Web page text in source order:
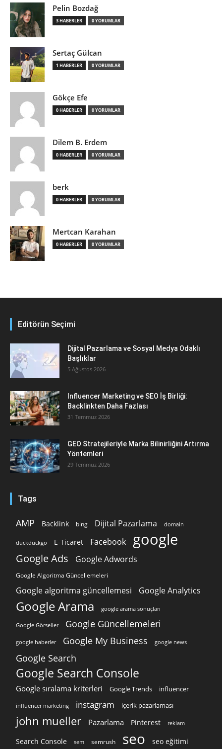
Pelin Bozdağ
3 HABERLER 0 YORUMLAR
Sertaç Gülcan
1 HABERLER 0 YORUMLAR
Gökçe Efe
0 HABERLER 0 YORUMLAR
Dilem B. Erdem
0 HABERLER 0 YORUMLAR
berk
0 HABERLER 0 YORUMLAR
Mertcan Karahan
0 HABERLER 0 YORUMLAR
Editörün Seçimi
Dijital Pazarlama ve Sosyal Medya Odaklı
Başlıklar
5 Ağustos 2026
Influencer Marketing ve SEO İş Birliği:
Backlinkten Daha Fazlası
31 Temmuz 2026
GEO Stratejileriyle Marka Bilinirliğini Artırma
Yöntemleri
29 Temmuz 2026
Tags
AMP Backlink bing Dijital Pazarlama domain
duckduckgo E-Ticaret Facebook google
Google Ads Google Adwords
Google Algoritma Güncellemeleri
Google algoritma güncellemesi Google Analytics
Google Arama google arama sonuçları
Google Görseller Google Güncellemeleri
google haberler Google My Business google news
Google Search
Google Search Console
Google sıralama kriterleri Google Trends influencer
influencer marketing instagram içerik pazarlaması
john mueller Pazarlama Pinterest reklam
Search Console sem semrush seo seo eğitimi